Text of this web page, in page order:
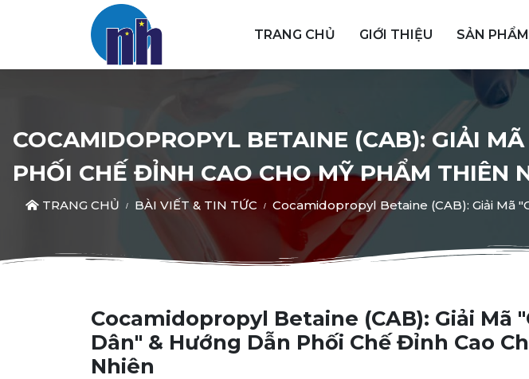
TRANG CHỦ GIỚI THIỆU SẢN PHẨM
COCAMIDOPROPYL BETAINE (CAB): GIẢI
PHỐI CHẾ ĐỈNH CAO CHO MỸ PHẨM THIÊN
TRANG CHỦ BÀI VIẾT & TIN TỨC Cocamidopropyl Betaine (CAB): Giải Mã
Cocamidopropyl Betaine (CAB): Giải Mã
Dân" & Hướng Dẫn Phối Chế Đỉnh Cao
Nhiên